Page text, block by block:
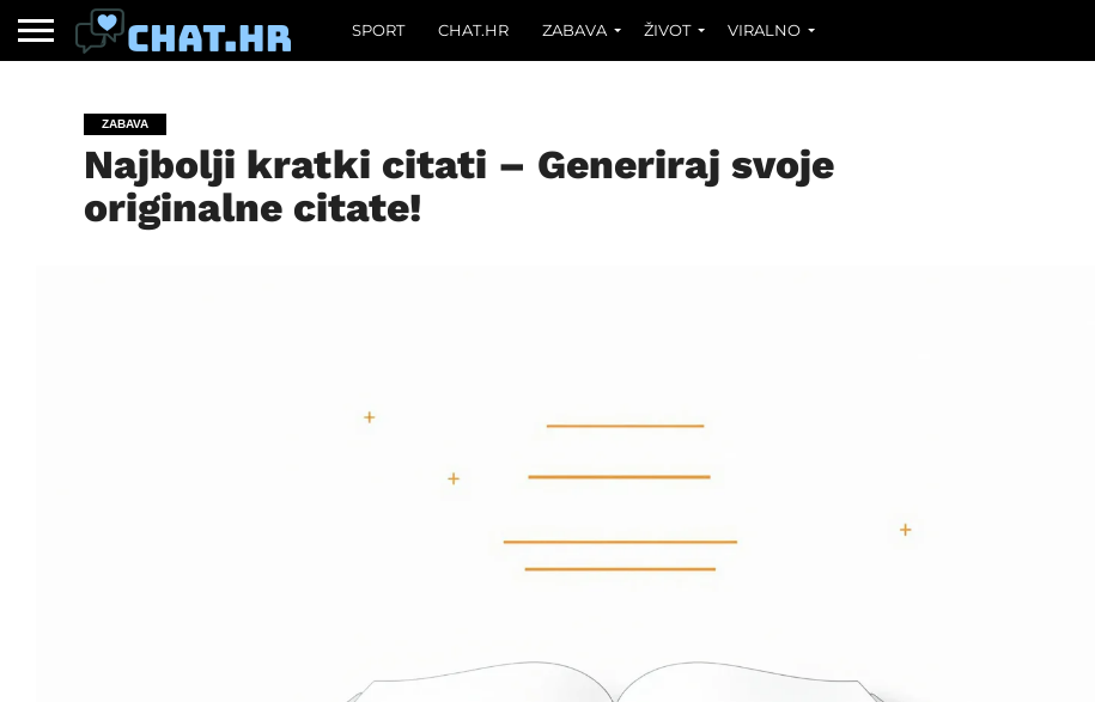
SPORT CHAT.HR ZABAVA ŽIVOT VIRALNO
ZABAVA
Najbolji kratki citati – Generiraj svoje
originalne citate!